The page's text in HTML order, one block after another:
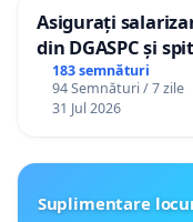
Asigurați
din DGASPC și
183 semnături
94 Semnături / 7 zile
31 Jul 2026
Suplimentare